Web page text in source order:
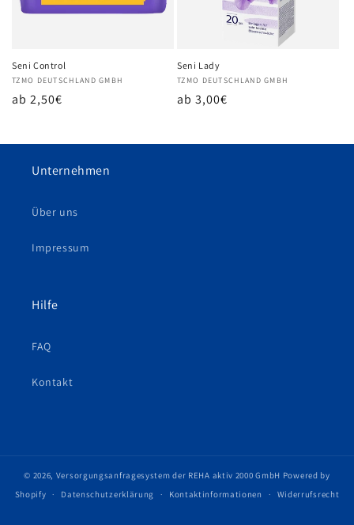
Seni Control
Anbieter:
TZMO DEUTSCHLAND GMBH
Normaler
ab 2,50€
Seni Lady
Anbieter:
TZMO DEUTSCHLAND GMBH
Normaler
ab 3,00€
Unternehmen
Über uns
Impressum
Hilfe
FAQ
Kontakt
© 2026, Versorgungsanfragesystem der REHA aktiv 2000 GmbH Powered by
Shopify
Datenschutzerklärung Kontaktinformationen Widerrufsrecht